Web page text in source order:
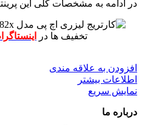
در ادامه به مشخصات کلی این
تخفیف ها در
افزودن به علاقه مندی
اطلاعات بیشتر
نمایش سریع
درباره ما